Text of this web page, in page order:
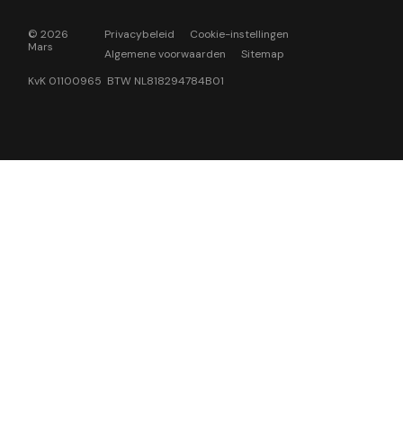
© 2026
Mars
Privacybeleid
Cookie-instellingen
Algemene voorwaarden
Sitemap
KvK 01100965 BTW NL818294784B01